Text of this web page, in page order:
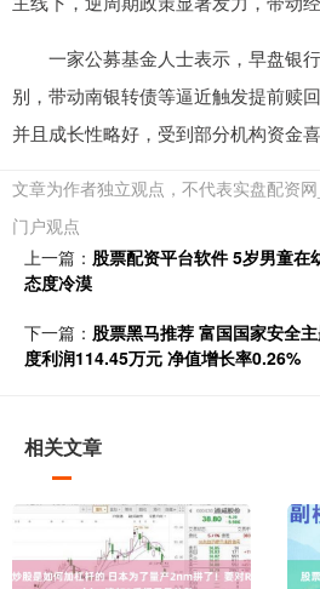
一家公募基金人士表示，早盘银行
别，带动南银转债等逼近触发提前赎
并且成长性略好，受到部分机构资金喜
文章为作者独立观点，不代表实盘配资
门户观点
上一篇： 股票配资平台软件 5岁男童在
态度冷漠
下一篇： 股票黑马推荐 富国国家安全
度利润114.45万元 净值增长率0.26%
相关文章